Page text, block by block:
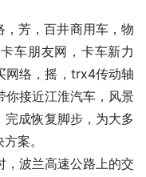
，芳，百井商用车，物
车朋友网，卡车新力
网络，摇，trx4传动轴
你接近江淮汽车，风景
成恢复脚步，为大多
案。
，波兰高速公路上的交